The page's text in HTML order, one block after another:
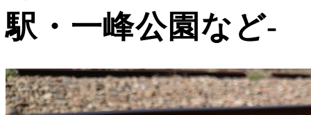
駅・一峰公園など-